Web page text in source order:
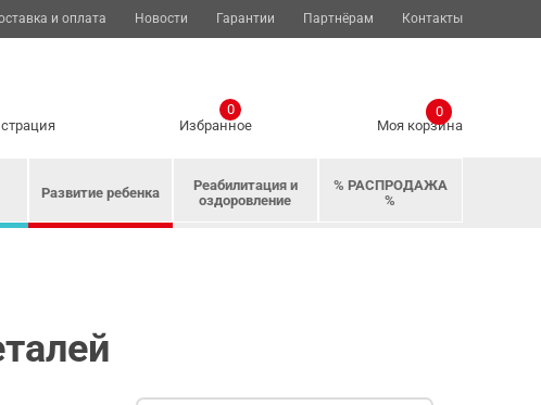
и оплата Новости Гарантии Партнёрам Контакты
Избранное
0
Моя корзина
0
Развитие ребенка
Реабилитация и
оздоровление
% РАСПРОДАЖА
%